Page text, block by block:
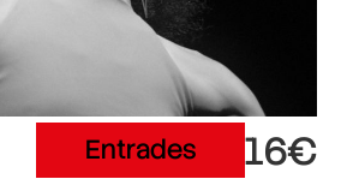
Entrades 16€